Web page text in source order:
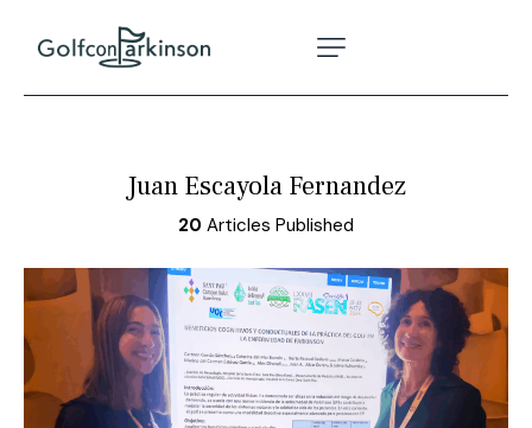
Juan Escayola Fernandez
20 Articles Published